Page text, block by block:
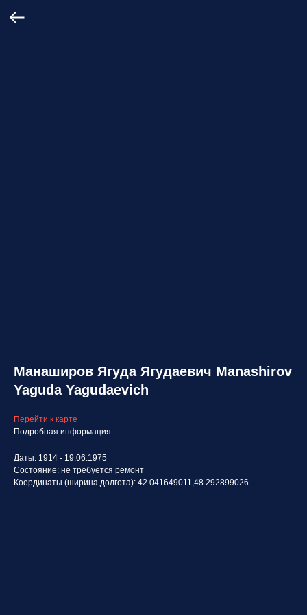
Манаширов Ягуда Ягудаевич Manashirov
Yaguda Yagudaevich
Перейти к карте
Подробная информация:
Даты: 1914 - 19.06.1975
Состояние: не требуется ремонт
Координаты (ширина,долгота): 42.041649011,48.292899026